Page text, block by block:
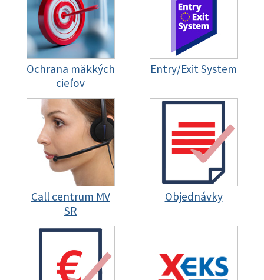
Ochrana mäkkých
cieľov
Entry/Exit System
Call centrum MV
SR
Objednávky